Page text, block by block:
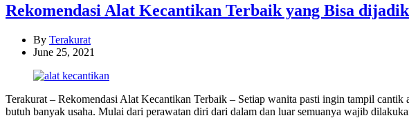
Rekomendasi Alat Kecantikan Terbaik yang Bisa
By Terakurat
June 25, 2021
Terakurat – Rekomendasi Alat Kecantikan Terbaik – Setiap wanita pasti ingin tampil
butuh banyak usaha. Mulai dari perawatan diri dari dalam dan luar semuanya wajib